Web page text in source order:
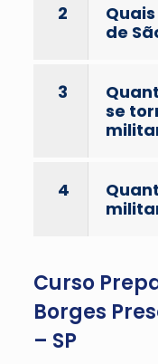
2
de
3
se
4
Curso
Borges
– SP